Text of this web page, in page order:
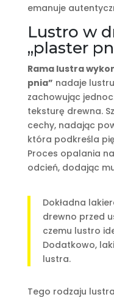
emanuje
Lustro w
„plaster
Rama lustra
pnia” nadaje
zachowując
teksturę drewna.
cechy, nadając
która podkreśla
Proces opalania
odcień, dodając
Dokładna
drewno przed
czemu lustro
Dodatkowo,
lustra.
Tego rodzaju